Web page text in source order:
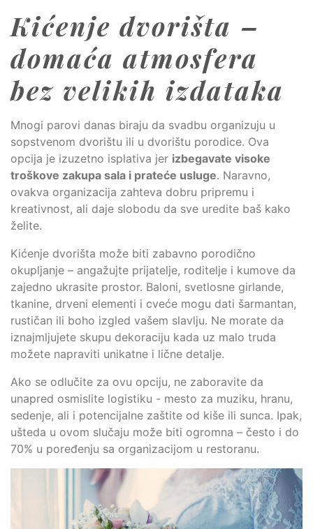
Kićenje dvorišta –
domaća atmosfera
bez velikih izdataka
Mnogi parovi danas biraju da svadbu organizuju u
sopstvenom dvorištu ili u dvorištu porodice. Ova
opcija je izuzetno isplativa jer izbegavate visoke
troškove zakupa sala i prateće usluge. Naravno,
ovakva organizacija zahteva dobru pripremu i
kreativnost, ali daje slobodu da sve uredite baš kako
želite.
Kićenje dvorišta može biti zabavno porodično
okupljanje – angažujte prijatelje, roditelje i kumove da
zajedno ukrasite prostor. Baloni, svetlosne girlande,
tkanine, drveni elementi i cveće mogu dati šarmantan,
rustičan ili boho izgled vašem slavlju. Ne morate da
iznajmljujete skupu dekoraciju kada uz malo truda
možete napraviti unikatne i lične detalje.
Ako se odlučite za ovu opciju, ne zaboravite da
unapred osmislite logistiku - mesto za muziku, hranu,
sedenje, ali i potencijalne zaštite od kiše ili sunca. Ipak,
ušteda u ovom slučaju može biti ogromna – često i do
70% u poređenju sa organizacijom u restoranu.